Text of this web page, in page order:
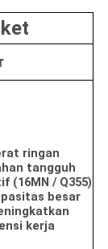
ringan
tangguh
(16MN / Q355)
besar
kerja